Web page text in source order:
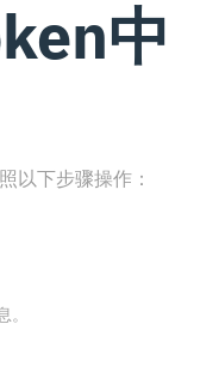
中
以下步骤操作：
。